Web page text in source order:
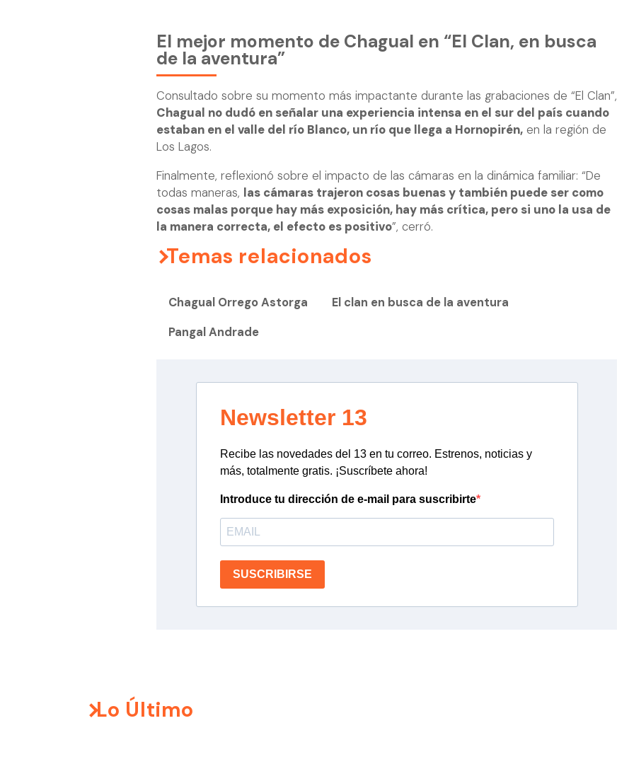
El mejor momento de Chagual en “El Clan, en busca
de la aventura”
Consultado sobre su momento más impactante durante las grabaciones de “El Clan”,
Chagual no dudó en señalar una experiencia intensa en el sur del país cuando
estaban en el valle del río Blanco, un río que llega a Hornopirén, en la región de
Los Lagos.
Finalmente, reflexionó sobre el impacto de las cámaras en la dinámica familiar: “De
todas maneras, las cámaras trajeron cosas buenas y también puede ser como
cosas malas porque hay más exposición, hay más crítica, pero si uno la usa de
la manera correcta, el efecto es positivo”, cerró.
Temas relacionados
Chagual Orrego Astorga
El clan en busca de la aventura
Pangal Andrade
Newsletter 13
Recibe las novedades del 13 en tu correo. Estrenos, noticias y
más, totalmente gratis. ¡Suscríbete ahora!
Introduce tu dirección de e-mail para suscribirte
SUSCRIBIRSE
Lo Último